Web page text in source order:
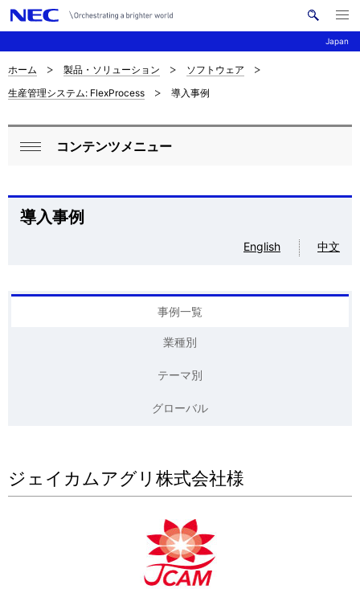
Japan
イ
メ
ニ
ュ
ナ
ビ
ゲ
ョ
サ
イ
ト
の
現
ホーム 製品・ソリューション
ソフトウェア
生産管理システム: FlexProcess
導入事例
ロ
カ
ビ
る
コンテンツメニュー
導入事例
English 中文
事例一覧
業種別
テーマ別
グローバル
ジェイカムアグリ株式会社様